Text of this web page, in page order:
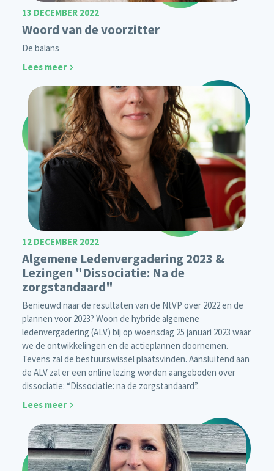
13 DECEMBER 2022
Woord van de voorzitter
De balans
Lees meer
12 DECEMBER 2022
Algemene Ledenvergadering 2023 &
Lezingen "Dissociatie: Na de
zorgstandaard"
Benieuwd naar de resultaten van de NtVP over 2022 en de
plannen voor 2023? Woon de hybride algemene
ledenvergadering (ALV) bij op woensdag 25 januari 2023 waar
we de ontwikkelingen en de actieplannen doornemen.
Tevens zal de bestuurswissel plaatsvinden. Aansluitend aan
de ALV zal er een online lezing worden aangeboden over
dissociatie: “Dissociatie: na de zorgstandaard”.
Lees meer